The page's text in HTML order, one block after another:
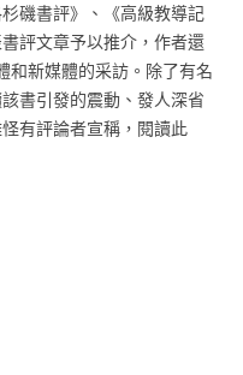
磯書評》、《高級教導記
評文章予以推介，作者還
新媒體的采訪。除了有名
書引發的震動、發人深省
有評論者宣稱，閱讀此